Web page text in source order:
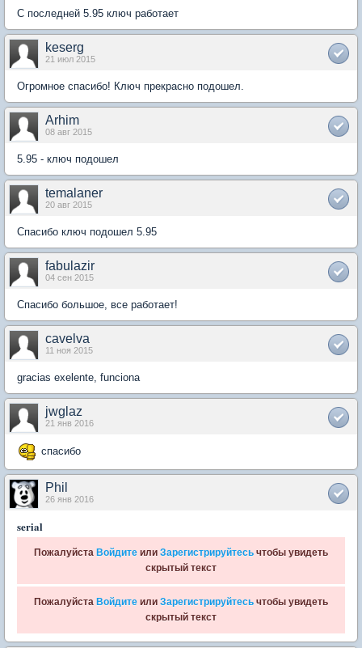
С последней 5.95 ключ работает
keserg
21 июл 2015
Огромное спасибо! Ключ прекрасно подошел.
Arhim
08 авг 2015
5.95 - ключ подошел
temalaner
20 авг 2015
Спасибо ключ подошел 5.95
fabulazir
04 сен 2015
Спасибо большое, все работает!
cavelva
11 ноя 2015
gracias exelente, funciona
jwglaz
21 янв 2016
спасибо
Phil
26 янв 2016
serial
Пожалуйста Войдите или Зарегистрируйтесь чтобы увидеть
скрытый текст
Пожалуйста Войдите или Зарегистрируйтесь чтобы увидеть
скрытый текст